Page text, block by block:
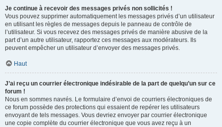
Je continue à recevoir des messages privés non sollicités !
Vous pouvez supprimer automatiquement les messages privés d’un utilisateur
en utilisant les règles de messages depuis le panneau de contrôle de
l’utilisateur. Si vous recevez des messages privés de manière abusive de la
part d’un autre utilisateur, rapportez ces messages aux modérateurs. Ils
peuvent empêcher un utilisateur d’envoyer des messages privés.
Haut
J’ai reçu un courrier électronique indésirable de la part de quelqu’un sur ce
forum !
Nous en sommes navrés. Le formulaire d’envoi de courriers électroniques de
ce forum possède des protections qui essaient de repérer les utilisateurs
envoyant de tels messages. Vous devriez envoyer par courrier électronique
une copie complète du courrier électronique que vous avez reçu à un